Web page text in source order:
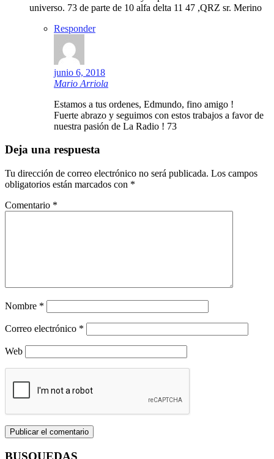
universo. 73 de parte de 10 alfa delta 11 47 ,QRZ sr. Merino
Responder
junio 6, 2018
Mario Arriola
Estamos a tus ordenes, Edmundo, fino amigo !
Fuerte abrazo y seguimos con estos trabajos a favor de
nuestra pasión de La Radio ! 73
Deja una respuesta
Tu dirección de correo electrónico no será publicada. Los campos
obligatorios están marcados con *
Comentario *
Nombre *
Correo electrónico *
Web
BUSQUEDAS